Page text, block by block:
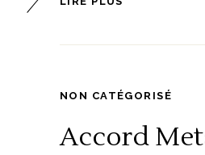
NON CATÉGORISÉ
Accord